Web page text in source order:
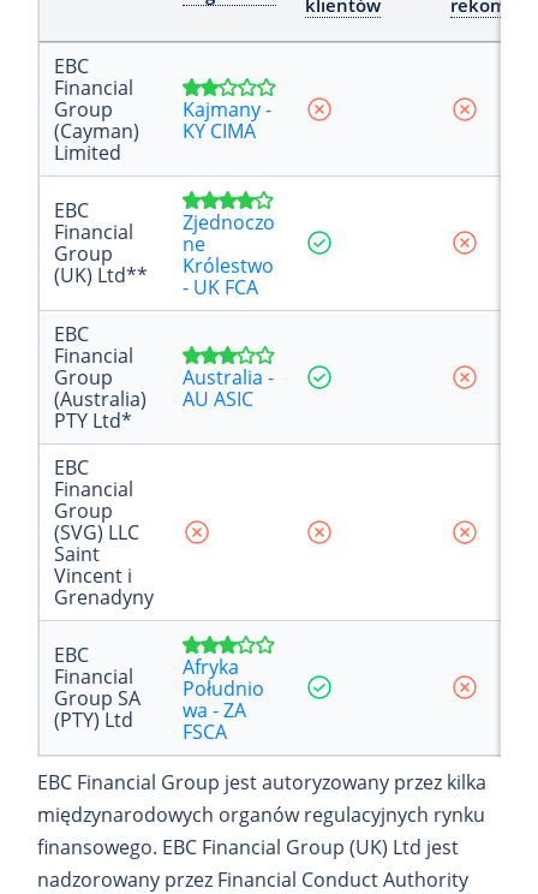
klientów
EBC
Financial
Group
(Cayman)
Limited
Kajmany -
KY CIMA
EBC
Financial
Group
(UK) Ltd**
Zjednoczo
ne
Królestwo
- UK FCA
EBC
Financial
Group
(Australia)
PTY Ltd*
Australia -
AU ASIC
EBC
Financial
Group
(SVG) LLC
Saint
Vincent i
Grenadyny
EBC
Financial
Group SA
(PTY) Ltd
Afryka
Południo
wa - ZA
FSCA
EBC Financial Group jest autoryzowany przez kilka
międzynarodowych organów regulacyjnych rynku
finansowego. EBC Financial Group (UK) Ltd jest
nadzorowany przez Financial Conduct Authority